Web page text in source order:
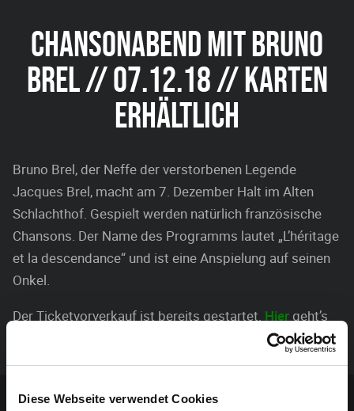
Diese Webseite verwendet Cookies
CHANSONABEND MIT BRUNO
BREL // 07.12.18 // KARTEN
ERHÄLTLICH
Bruno Brel, der Neffe der verstorbenen Legende
Jacques Brel, macht am 7. Dezember Halt im Alten
Schlachthof. Gespielt werden natürlich französische
Chansons. Der Name des Programms lautet „L’héritage
et la descendance“ und ist eine Anspielung auf seinen
Onkel.
Der Ticketvorverkauf ist bereits gestartet. Hier geht’s